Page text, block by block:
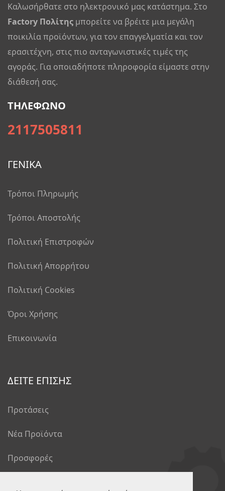
Καλωσήρθατε στο ηλεκτρονικό μας κατάστημα. Στο
Factory Πολίτης μπορείτε να βρέιτε μια μεγάλη
ποικιλία προϊόντων, για τον επαγγελματία και τον
ερασιτέχνη, στις πιο ανταγωνιστικές τιμές της
αγοράς. Για οποιαδήποτε πληροφορία είμαστε στην
διάθεσή σας.
ΤΗΛΕΦΩΝΟ
2117505811
ΓΕΝΙΚΑ
Τρόποι Πληρωμής
Τρόποι Αποστολής
Πολιτική Επιστροφών
Πολιτική Απορρήτου
Πολιτική Cookies
Όροι Χρήσης
Επικοινωνία
ΔΕΙΤΕ ΕΠΙΣΗΣ
Προτάσεις
Νέα Προϊόντα
Προσφορές